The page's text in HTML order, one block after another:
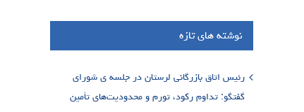
نوشته های تازه
رئیس اتاق بازرگانی لرستان در جلسه ی شورای
گفتگو: تداوم رکود، تورم و محدودیت‌های تأمین